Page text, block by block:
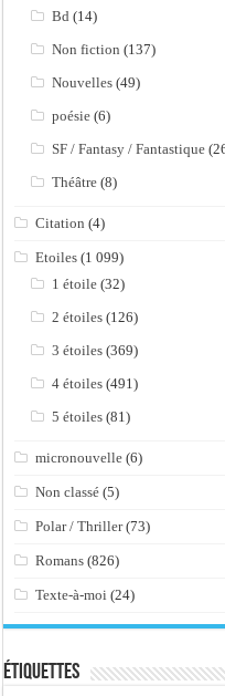
Bd (14)
Non fiction (137)
Nouvelles (49)
poésie (6)
SF / Fantasy / Fantastique
Théâtre (8)
Citation (4)
Etoiles (1 099)
1 étoile (32)
2 étoiles (126)
3 étoiles (369)
4 étoiles (491)
5 étoiles (81)
micronouvelle (6)
Non classé (5)
Polar / Thriller(73)
Romans (826)
Texte-à-moi (24)
Étiquettes